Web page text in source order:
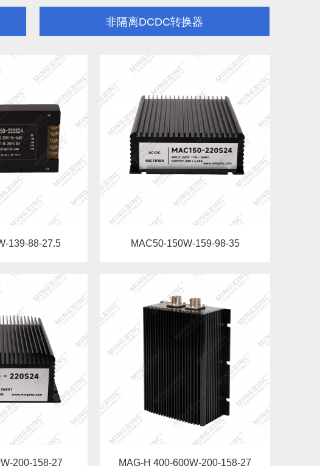
非隔离DCDC转换器
139-88-27.5 MAC50-150W-159-98-35
200-158-27 MAG-H 400-600W-200-158-27